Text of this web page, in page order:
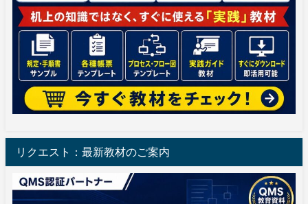
リクエスト：最新教材のご案内